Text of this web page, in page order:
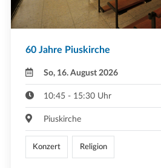
60 Jahre Piuskirche
So, 16. August 2026
10:45 - 15:30 Uhr
Piuskirche
Konzert Religion